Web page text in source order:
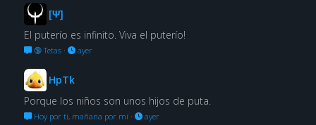
[Ψ]
El puterío es infinito. Viva el puterío!
🔞 Tetas· ayer
HpTk
Porque los niños son unos hijos de puta.
Hoy por ti, mañana por mí· ayer